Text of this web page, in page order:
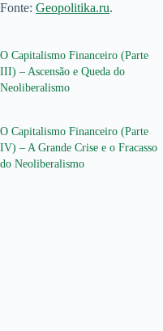
Fonte: Geopolitika.ru.
O Capitalismo Financeiro (Parte
III) – Ascensão e Queda do
Neoliberalismo
O Capitalismo Financeiro (Parte
IV) – A Grande Crise e o Fracasso
do Neoliberalismo